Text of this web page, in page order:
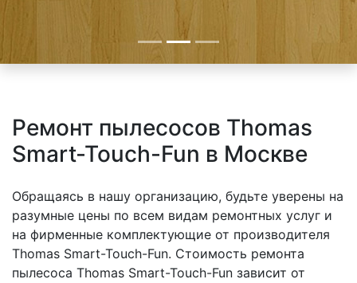
Ремонт пылесосов Thomas
Smart-Touch-Fun в Москве
Обращаясь в нашу организацию, будьте уверены на
разумные цены по всем видам ремонтных услуг и
на фирменные комплектующие от производителя
Thomas Smart-Touch-Fun. Стоимость ремонта
пылесоса Thomas Smart-Touch-Fun зависит от